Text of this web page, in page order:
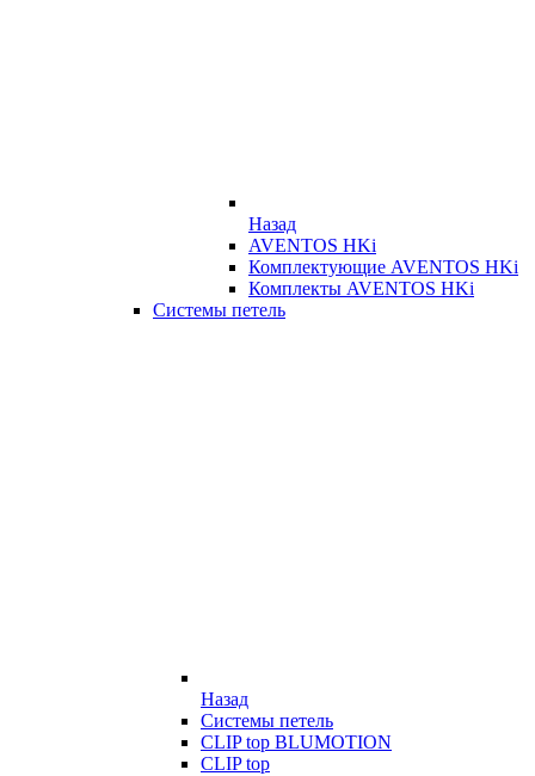
Назад
AVENTOS HKi
Комплектующие AVENTOS HKi
Комплекты AVENTOS HKi
Системы петель
Назад
Системы петель
CLIP top BLUMOTION
CLIP top